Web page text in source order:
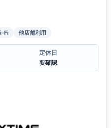
Fi 他店舗利用
定休日
要確認